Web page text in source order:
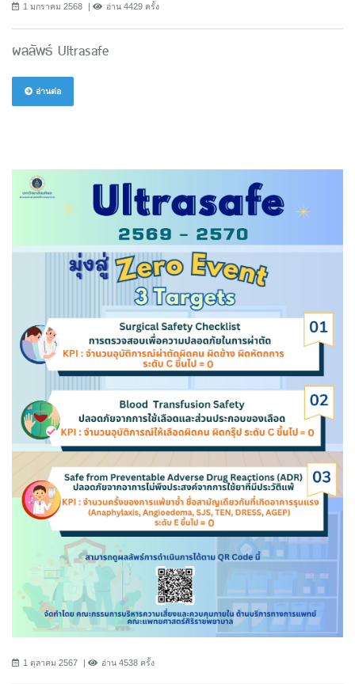
1 มกราคม 2568 อ่าน 4429 ครั้ง
ผลลัพธ์ Ultrasafe
อ่านต่อ
1 ตุลาคม 2567 อ่าน 4538 ครั้ง